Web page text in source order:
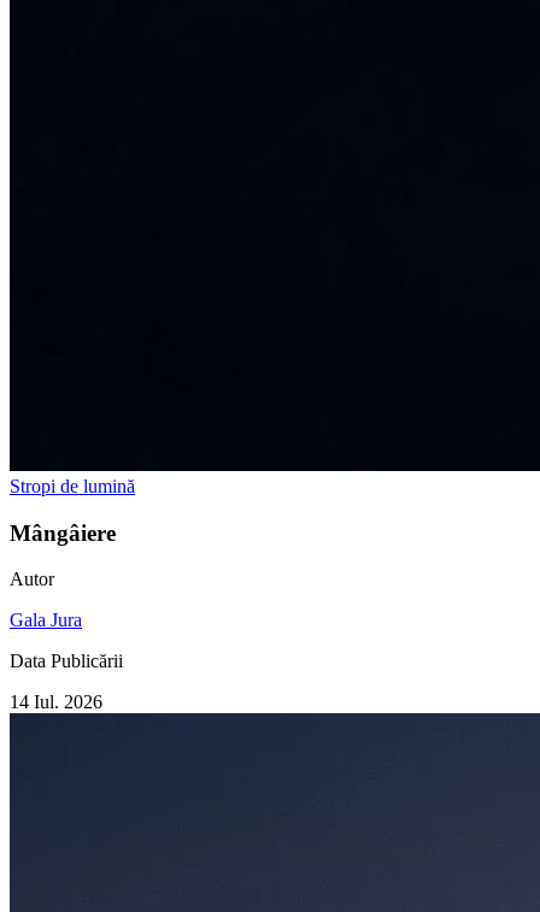
Stropi de lumină
Mângâiere
Autor
Gala Jura
Data Publicării
14 Iul. 2026